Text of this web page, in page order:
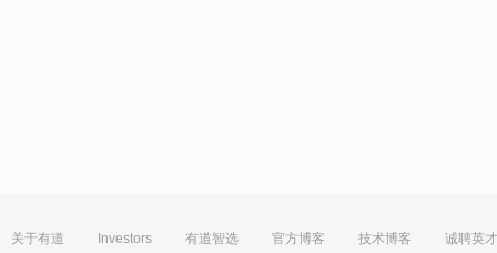
关于有道 Investors 有道智选 官方博客 技术博客 诚聘英才